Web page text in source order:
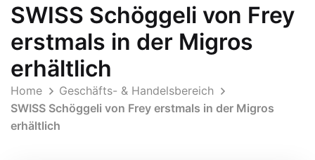
SWISS Schöggeli von Frey
erstmals in der Migros
erhältlich
Home
Geschäfts- & Handelsbereich
SWISS Schöggeli von Frey erstmals in der Migros
erhältlich